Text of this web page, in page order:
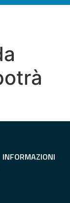
INFORMAZIONI